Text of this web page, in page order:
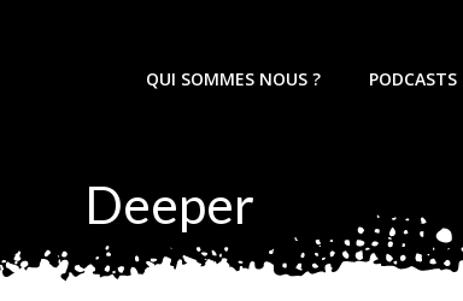
QUI SOMMES NOUS ? PODCASTS
Deeper